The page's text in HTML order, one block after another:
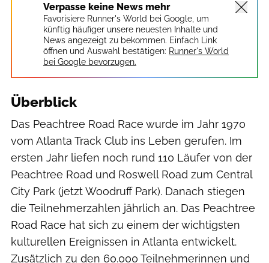
Verpasse keine News mehr
Favorisiere Runner's World bei Google, um
künftig häufiger unsere neuesten Inhalte und
News angezeigt zu bekommen. Einfach Link
öffnen und Auswahl bestätigen: Runner's World
bei Google bevorzugen.
Überblick
Das Peachtree Road Race wurde im Jahr 1970
vom Atlanta Track Club ins Leben gerufen. Im
ersten Jahr liefen noch rund 110 Läufer von der
Peachtree Road und Roswell Road zum Central
City Park (jetzt Woodruff Park). Danach stiegen
die Teilnehmerzahlen jährlich an. Das Peachtree
Road Race hat sich zu einem der wichtigsten
kulturellen Ereignissen in Atlanta entwickelt.
Zusätzlich zu den 60.000 Teilnehmerinnen und